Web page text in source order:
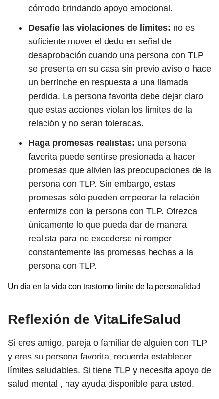
cómodo brindando apoyo emocional.
Desafíe las violaciones de límites: no es
suficiente mover el dedo en señal de
desaprobación cuando una persona con TLP
se presenta en su casa sin previo aviso o hace
un berrinche en respuesta a una llamada
perdida. La persona favorita debe dejar claro
que estas acciones violan los límites de la
relación y no serán toleradas.
Haga promesas realistas: una persona
favorita puede sentirse presionada a hacer
promesas que alivien las preocupaciones de la
persona con TLP. Sin embargo, estas
promesas sólo pueden empeorar la relación
enfermiza con la persona con TLP. Ofrezca
únicamente lo que pueda dar de manera
realista para no excederse ni romper
constantemente las promesas hechas a la
persona con TLP.
Un día en la vida con trastorno límite de la personalidad
Reflexión de VitaLifeSalud
Si eres amigo, pareja o familiar de alguien con TLP
y eres su persona favorita, recuerda establecer
límites saludables. Si tiene TLP y necesita apoyo de
salud mental , hay ayuda disponible para usted.